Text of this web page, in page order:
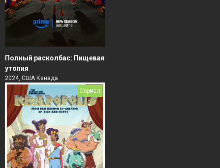
Полный расколбас: Пищевая
утопия
2024, США Канада
Сериал